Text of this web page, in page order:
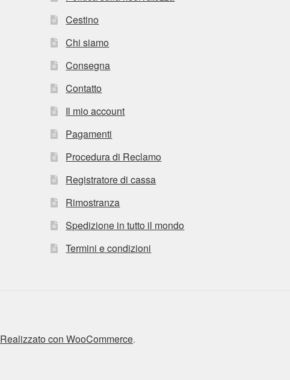
Cestino
Chi siamo
Consegna
Contatto
Il mio account
Pagamenti
Procedura di Reclamo
Registratore di cassa
Rimostranza
Spedizione in tutto il mondo
Termini e condizioni
Realizzato con WooCommerce.